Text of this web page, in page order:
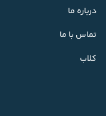
درباره ما
تماس با ما
کلاب